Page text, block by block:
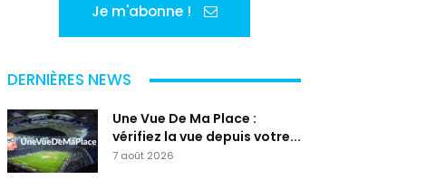
Je m'abonne !
DERNIÈRES NEWS
Une Vue De Ma Place :
vérifiez la vue depuis votre...
7 août 2026